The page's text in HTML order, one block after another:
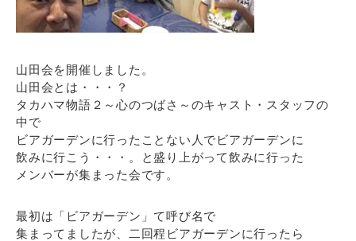
山田会を開催しました。
山田会とは・・・？
タカハマ物語２～心のつばさ～のキャスト・スタッフの
中で
ビアガーデンに行ったことない人でビアガーデンに
飲みに行こう・・・。と盛り上がって飲みに行った
メンバーが集まった会です。
最初は「ビアガーデン」て呼び名で
集まってましたが、二回程ビアガーデンに行ったら